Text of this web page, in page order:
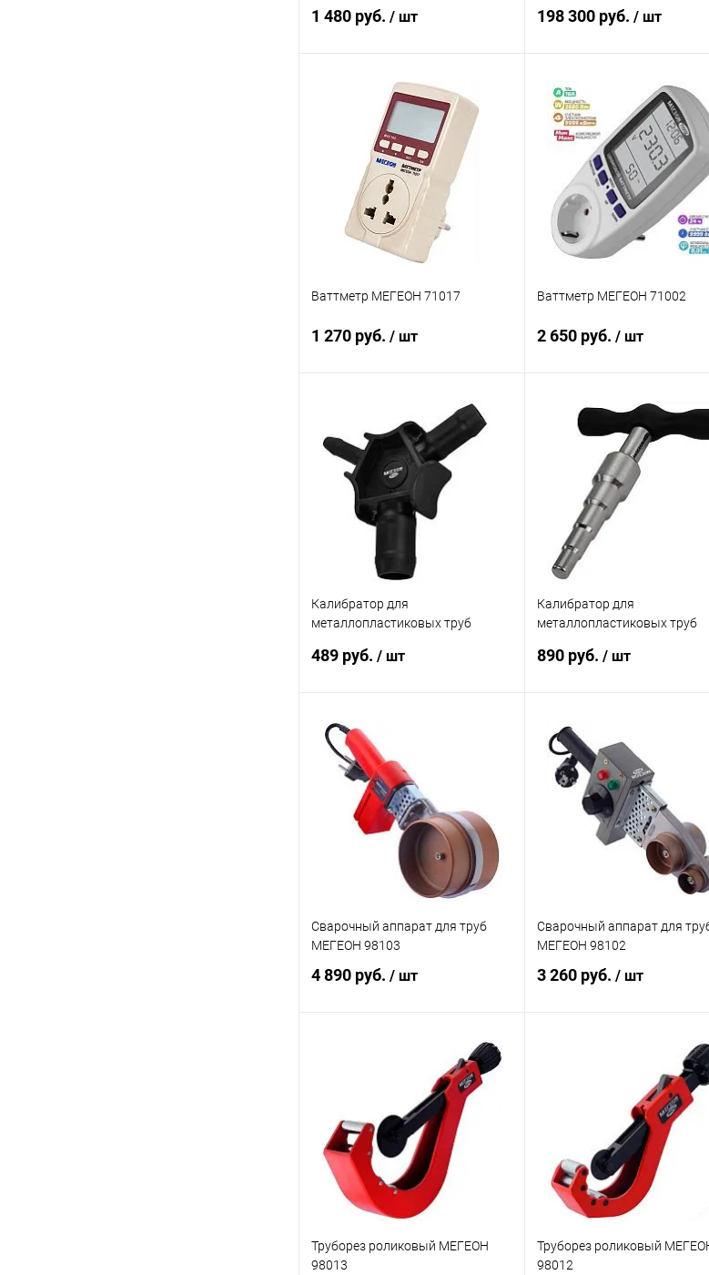
1 480 руб. / шт
В корзину
Купить в 1 клик Сравнение
В избранное Под заказ
198 300 руб. / шт
В корзину
Купить в 1 клик
В избранное Под
Ваттметр МЕГЕОН 71017
1 270 руб. / шт
В корзину
Купить в 1 клик Сравнение
В избранное Под заказ
Ваттметр МЕГЕОН 71002
2 650 руб. / шт
В корзину
Купить в 1 клик
В избранное
Калибратор для
металлопластиковых труб
489 руб. / шт
Купить в 1 клик
В избранное Под заказ
Калибратор для
металлопластиковых труб
890 руб. / шт
Купить в 1 клик
В избранное Под
Сварочный аппарат для труб
МЕГЕОН 98103
4 890 руб. / шт
К сравнению
В избранное Под заказ
Сварочный аппарат для
МЕГЕОН 98102
3 260 руб. / шт
Купить в 1 клик К
В избранное Под
Труборез роликовый МЕГЕОН
98013
Труборез роликовый
98012